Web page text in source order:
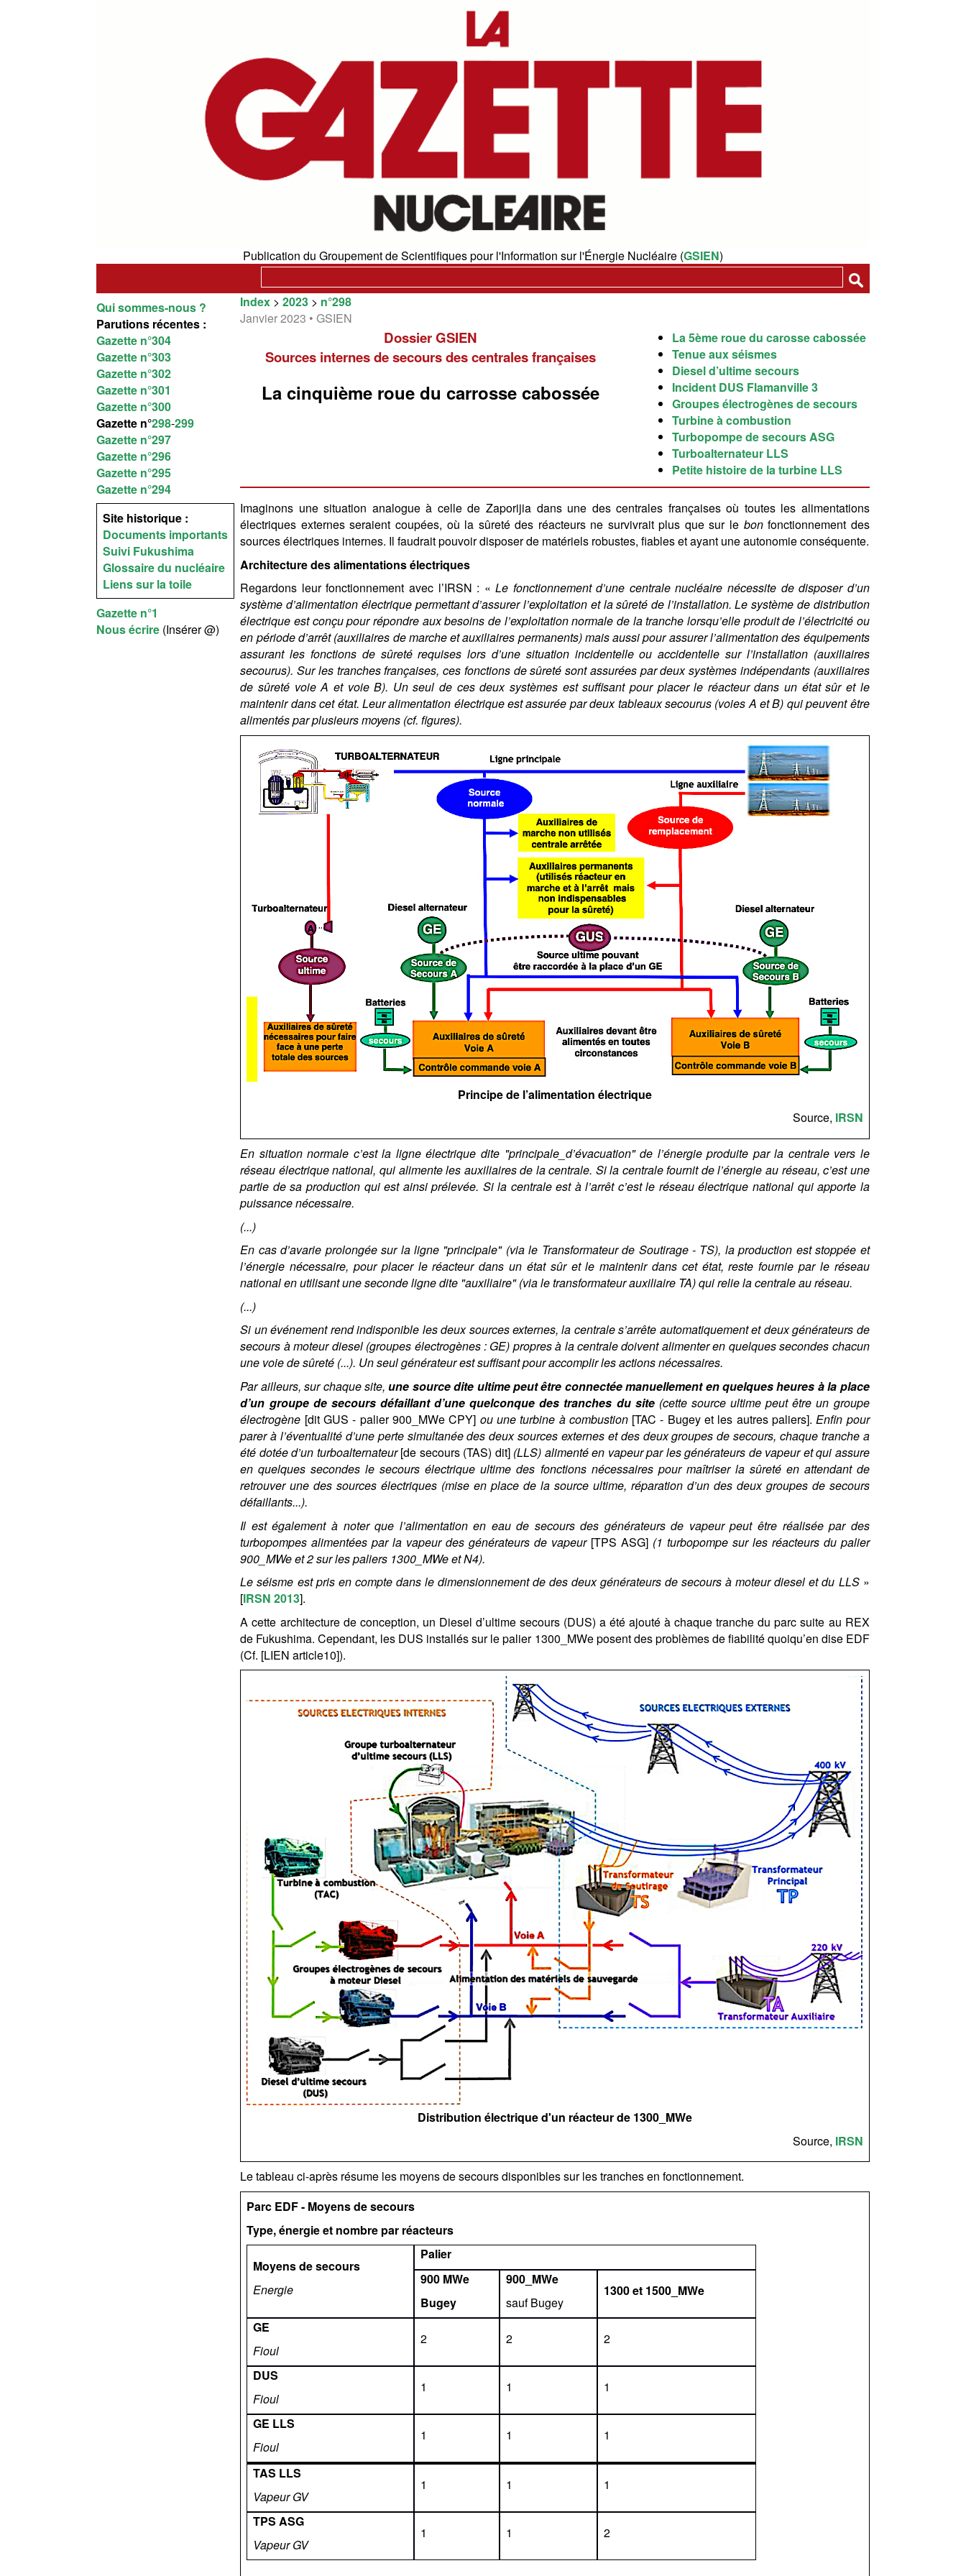
Publication du Groupement de Scientifiques pour l'Information sur l'Énergie Nucléaire (GSIEN)
Qui sommes-nous ?
Parutions récentes :
Gazette n°304
Gazette n°303
Gazette n°302
Gazette n°301
Gazette n°300
Gazette n°298-299
Gazette n°297
Gazette n°296
Gazette n°295
Gazette n°294
Site historique :
Documents importants
Suivi Fukushima
Glossaire du nucléaire
Liens sur la toile
Gazette n°1
Nous écrire (Insérer @)
Index >2023 > n°298
Janvier 2023 • GSIEN
Dossier GSIEN
Sources internes de secours des centrales françaises
La cinquième roue du carrosse cabossée
La 5ème roue du carosse cabossée
Tenue aux séismes
Diesel d’ultime secours
Incident DUS Flamanville 3
Groupes électrogènes de secours
Turbine à combustion
Turbopompe de secours ASG
Turboalternateur LLS
Petite histoire de la turbine LLS
Imaginons une situation analogue à celle de Zaporijia dans une des centrales françaises où toutes les alimentations
électriques externes seraient coupées, où la sûreté des réacteurs ne survivrait plus que sur le bonfonctionnement des
sources électriques internes. Il faudrait pouvoir disposer de matériels robustes, fiables et ayant une autonomie conséquente.
Architecture des alimentations électriques
Regardons leur fonctionnement avec l’IRSN : «Le fonctionnement d’une centrale nucléaire nécessite de disposer d’un
système d’alimentation électrique permettant d’assurer l’exploitation et la sûreté de l’installation. Le système de distribution
électrique est conçu pour répondre aux besoins de l’exploitation normale de la tranche lorsqu’elle produit de l’électricité ou
en période d’arrêt (auxiliaires de marche et auxiliaires permanents) mais aussi pour assurer l’alimentation des équipements
assurant les fonctions de sûreté requises lors d’une situation incidentelle ou accidentelle sur l’installation (auxiliaires
secourus). Sur les tranches françaises, ces fonctions de sûreté sont assurées par deux systèmes indépendants (auxiliaires
de sûreté voie A et voie B). Un seul de ces deux systèmes est suffisant pour placer le réacteur dans un état sûr et le
maintenir dans cet état. Leur alimentation électrique est assurée par deux tableaux secourus (voies A et B) qui peuvent être
alimentés par plusieurs moyens (cf. figures).
Principe de l’alimentation électrique
Source, IRSN
En situation normale c’est la ligne électrique dite "principale_d’évacuation" de l’énergie produite par la centrale vers le
réseau électrique national, qui alimente les auxiliaires de la centrale. Si la centrale fournit de l’énergie au réseau, c’est une
partie de sa production qui est ainsi prélevée. Si la centrale est à l’arrêt c’est le réseau électrique national qui apporte la
puissance nécessaire.
(...)
En cas d’avarie prolongée sur la ligne "principale" (via le Transformateur de Soutirage - TS), la production est stoppée et
l’énergie nécessaire, pour placer le réacteur dans un état sûr et le maintenir dans cet état, reste fournie par le réseau
national en utilisant une seconde ligne dite "auxiliaire" (via le transformateur auxiliaire TA) qui relie la centrale au réseau.
(...)
Si un événement rend indisponible les deux sources externes, la centrale s’arrête automatiquement et deux générateurs de
secours à moteur diesel (groupes électrogènes : GE) propres à la centrale doivent alimenter en quelques secondes chacun
une voie de sûreté (...). Un seul générateur est suffisant pour accomplir les actions nécessaires.
Par ailleurs, sur chaque site,une source dite ultime peut être connectée manuellement en quelques heures à la place
d’un groupe de secours défaillant d’une quelconque des tranches du site(cette source ultime peut être un groupe
électrogène [dit GUS - palier 900_MWe CPY] ou une turbine à combustion [TAC - Bugey et les autres paliers].Enfin pour
parer à l’éventualité d’une perte simultanée des deux sources externes et des deux groupes de secours, chaque tranche a
été dotée d’un turboalternateur[de secours (TAS) dit](LLS) alimenté en vapeur par les générateurs de vapeur et qui assure
en quelques secondes le secours électrique ultime des fonctions nécessaires pour maîtriser la sûreté en attendant de
retrouver une des sources électriques (mise en place de la source ultime, réparation d’un des deux groupes de secours
défaillants...).
Il est également à noter que l’alimentation en eau de secours des générateurs de vapeur peut être réalisée par des
turbopompes alimentées par la vapeur des générateurs de vapeur[TPS ASG](1 turbopompe sur les réacteurs du palier
900_MWe et 2 sur les paliers 1300_MWe et N4).
Le séisme est pris en compte dans le dimensionnement de des deux générateurs de secours à moteur diesel et du LLS»
[IRSN 2013].
A cette architecture de conception, un Diesel d’ultime secours (DUS) a été ajouté à chaque tranche du parc suite au REX
de Fukushima. Cependant, les DUS installés sur le palier 1300_MWe posent des problèmes de fiabilité quoiqu’en dise EDF
(Cf. [LIEN article10]).
Distribution électrique d'un réacteur de 1300_MWe
Source, IRSN
Le tableau ci-après résume les moyens de secours disponibles sur les tranches en fonctionnement.
Parc EDF - Moyens de secours
Type, énergie et nombre par réacteurs
Moyens de secours
Energie
Palier
900 MWe
Bugey
900_MWe
sauf Bugey
1300 et 1500_MWe
GE
Fioul
2 2 2
DUS
Fioul
1 1 1
GE LLS
Fioul
1 1 1
TAS LLS
Vapeur GV
1 1 1
TPS ASG
Vapeur GV
1 1 2